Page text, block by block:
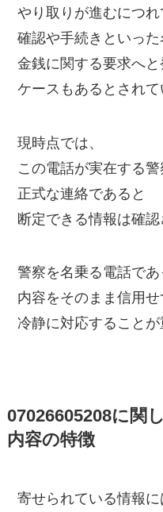
やり取りが進むにつれ
確認や手続きといっ
金銭に関する要求へと
ケースもあるとされて
現時点では、
この電話が実在する
正式な連絡であると
断定できる情報は確認
警察を名乗る電話であ
内容をそのまま信用せ
冷静に対応することが
07026605208に関
内容の特徴
寄せられている情報に